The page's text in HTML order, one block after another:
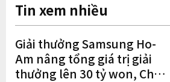
Tin xem nhiều
Giải thưởng Samsung Ho-
Am nâng tổng giá trị giải
thưởng lên 30 tỷ won, Chủ